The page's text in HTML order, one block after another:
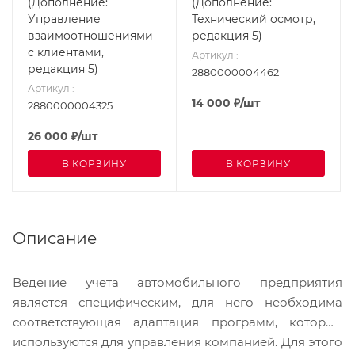
Управление
взаимоотношениями
с клиентами,
редакция 5)
Артикул :
2880000004325
26 000 ₽/шт
В КОРЗИНУ
Технический осмотр,
редакция 5)
Артикул :
2880000004462
14 000 ₽/шт
В КОРЗИНУ
Описание
Ведение учета автомобильного предприятия
является специфическим, для него необходима
соответствующая адаптация программ, которые
используются для управления компанией. Для этого